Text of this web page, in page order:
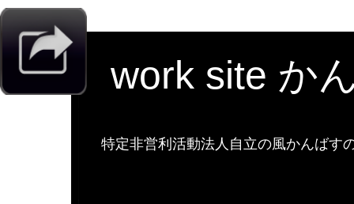
work site か
特定非営利活動法人自立の風かんばす